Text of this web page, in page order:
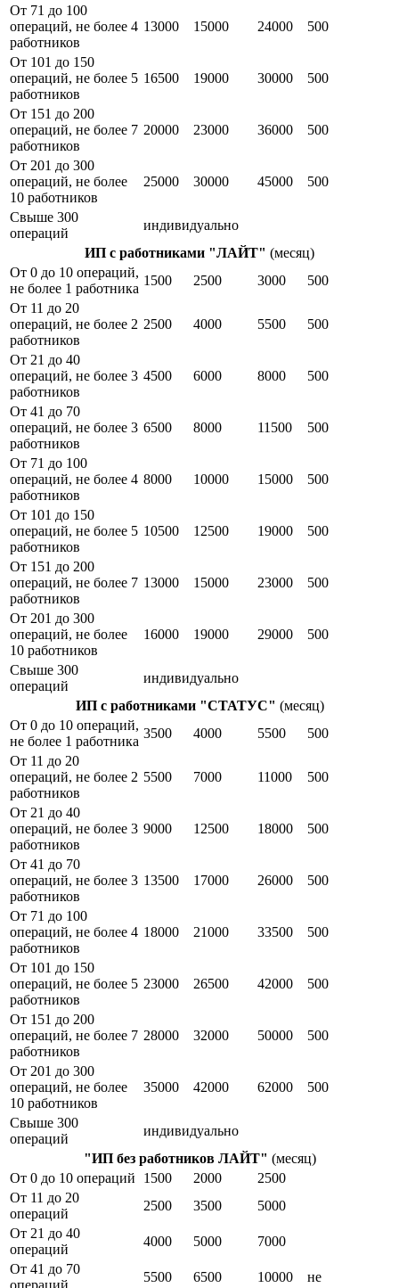
От 71 до 100
операций, не более 4
работников
13000 15000 24000 500
От 101 до 150
операций, не более 5
работников
16500 19000 30000 500
От 151 до 200
операций, не более 7
работников
20000 23000 36000 500
От 201 до 300
операций, не более
10 работников
25000 30000 45000 500
Свыше 300
операций
индивидуально
ИП с работниками "ЛАЙТ" (месяц)
От 0 до 10 операций,
не более 1 работника
1500 2500 3000
500
От 11 до 20
операций, не более 2
работников
2500 4000 5500 500
От 21 до 40
операций, не более 3
работников
4500 6000 8000 500
От 41 до 70
операций, не более 3
работников
6500 8000 11500 500
От 71 до 100
операций, не более 4
работников
8000 10000 15000 500
От 101 до 150
операций, не более 5
работников
10500 12500 19000 500
От 151 до 200
операций, не более 7
работников
13000 15000 23000 500
От 201 до 300
операций, не более
10 работников
16000 19000 29000 500
Свыше 300
операций
индивидуально
ИП с работниками "СТАТУС" (месяц)
От 0 до 10 операций,
не более 1 работника
3500 4000 5500
500
От 11 до 20
операций, не более 2
работников
5500 7000 11000 500
От 21 до 40
операций, не более 3
работников
9000 12500 18000 500
От 41 до 70
операций, не более 3
работников
13500 17000 26000 500
От 71 до 100
операций, не более 4
работников
18000 21000 33500 500
От 101 до 150
операций, не более 5
работников
23000 26500 42000 500
От 151 до 200
операций, не более 7
работников
28000 32000 50000 500
От 201 до 300
операций, не более
10 работников
35000 42000 62000 500
Свыше 300
операций
индивидуально
"ИП без работников ЛАЙТ" (месяц)
От 0 до 10 операций
1500 2000 2500
не
От 11 до 20
операций
2500 3500
5000
От 21 до 40
операций
4000 5000
7000
От 41 до 70
операций
5500 6500 10000